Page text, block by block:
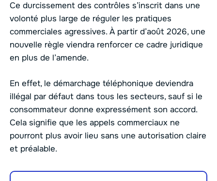
Ce durcissement des contrôles s’inscrit dans une
volonté plus large de réguler les pratiques
commerciales agressives. À partir d’août 2026, une
nouvelle règle viendra renforcer ce cadre juridique
en plus de l’amende.
En effet, le démarchage téléphonique deviendra
illégal par défaut dans tous les secteurs, sauf si le
consommateur donne expressément son accord.
Cela signifie que les appels commerciaux ne
pourront plus avoir lieu sans une autorisation claire
et préalable.